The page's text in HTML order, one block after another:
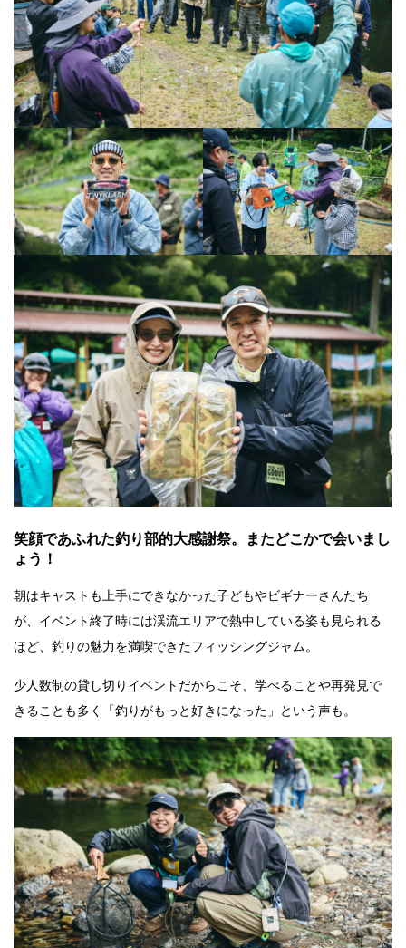
笑顔であふれた釣り部的大感謝祭。またどこかで会いまし
ょう！
朝はキャストも上手にできなかった子どもやビギナーさんたち
が、イベント終了時には渓流エリアで熱中している姿も見られる
ほど、釣りの魅力を満喫できたフィッシングジャム。
少人数制の貸し切りイベントだからこそ、学べることや再発見で
きることも多く「釣りがもっと好きになった」という声も。